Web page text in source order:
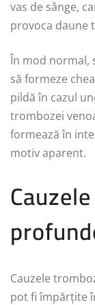
vas de sânge,
provoca daune
În mod normal,
să formeze
pildă în cazul
trombozei
formează în
motiv aparent.
Cauzele
pot fi împărțite